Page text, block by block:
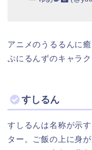
アニメのうるるんに
ぷにるんずのキャラ
すしるん
すしるんは名称が示
ター。ご飯の上に身